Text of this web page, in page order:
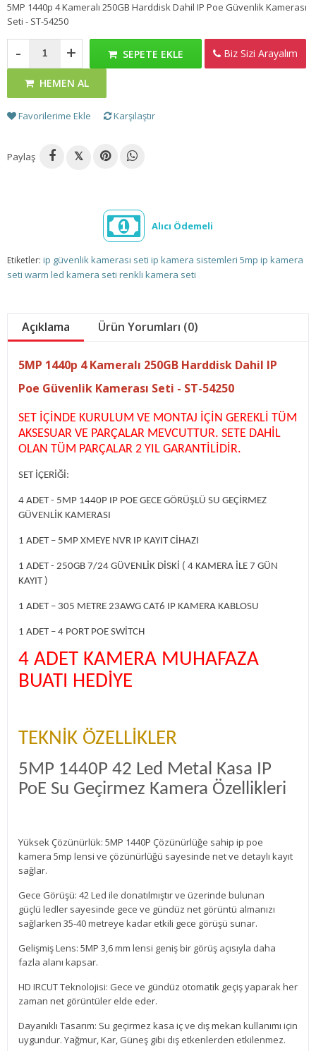
5MP 1440p 4 Kameralı 250GB Harddisk Dahil IP Poe Güvenlik Kamerası
Seti - ST-54250
- + SEPETE EKLE
HEMEN AL
Favorilerime Ekle Karşılaştır
Biz Sizi Arayalım
Paylaş 𝕏
Alıcı Ödemeli
Etiketler: ip güvenlik kamerası seti ip kamera sistemleri 5mp ip kamera
seti warm led kamera seti renkli kamera seti
Açıklama Ürün Yorumları (0)
5MP 1440p 4 Kameralı 250GB Harddisk Dahil IP
Poe Güvenlik Kamerası Seti - ST-54250
SET İÇİNDE KURULUM VE MONTAJ İÇİN GEREKLİ TÜM
AKSESUAR VE PARÇALAR MEVCUTTUR. SETE DAHİL
OLAN TÜM PARÇALAR 2 YIL GARANTİLİDİR.
SET İÇERİĞİ:
4 ADET - 5MP 1440P IP POE GECE GÖRÜŞLÜ SU GEÇİRMEZ
GÜVENLİK KAMERASI
1 ADET – 5MP XMEYE NVR IP KAYIT CİHAZI
1 ADET - 250GB 7/24 GÜVENLİK DİSKİ ( 4 KAMERA İLE 7 GÜN
KAYIT )
1 ADET – 305 METRE 23AWG CAT6 IP KAMERA KABLOSU
1 ADET – 4 PORT POE SWİTCH
4 ADET KAMERA MUHAFAZA
BUATI HEDİYE
TEKNİK ÖZELLİKLER
5MP 1440P 42 Led Metal Kasa IP
PoE Su Geçirmez Kamera Özellikleri
Yüksek Çözünürlük: 5MP 1440P Çözünürlüğe sahip ip poe
kamera 5mp lensi ve çözünürlüğü sayesinde net ve detaylı kayıt
sağlar.
Gece Görüşü: 42 Led ile donatılmıştır ve üzerinde bulunan
güçlü ledler sayesinde gece ve gündüz net görüntü almanızı
sağlarken 35-40 metreye kadar etkili gece görüşü sunar.
Gelişmiş Lens: 5MP 3,6 mm lensi geniş bir görüş açısıyla daha
fazla alanı kapsar.
HD IRCUT Teknolojisi: Gece ve gündüz otomatik geçiş yaparak her
zaman net görüntüler elde eder.
Dayanıklı Tasarım: Su geçirmez kasa iç ve dış mekan kullanımı için
uygundur. Yağmur, Kar, Güneş gibi dış etkenlerden etkilenmez.